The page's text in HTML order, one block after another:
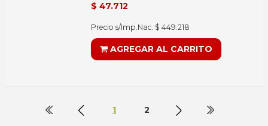
$ 47.712
Precio s/Imp.Nac. $ 449.218
AGREGAR AL CARRITO
1 2